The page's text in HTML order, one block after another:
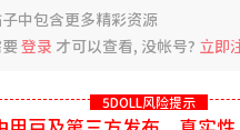
子中包含更多精彩资源
要 登录 才可以查看, 没帐号? 立即
5DOLL风险提示